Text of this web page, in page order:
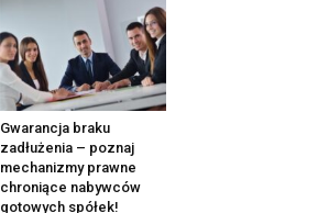
Gwarancja braku
zadłużenia – poznaj
mechanizmy prawne
chroniące nabywców
gotowych spółek!